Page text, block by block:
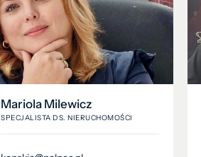
Mariola Milewicz
SPECJALISTA DS. NIERUCHOMOŚCI